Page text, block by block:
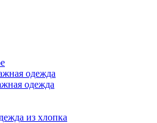
одежда
одежда
из хлопка